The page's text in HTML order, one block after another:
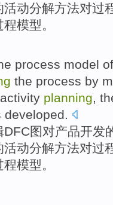
活动分解方法对过
模型。
process model of
the process by
activity planning,
developed.
DFC图对产品开发
活动分解方法对过
模型。